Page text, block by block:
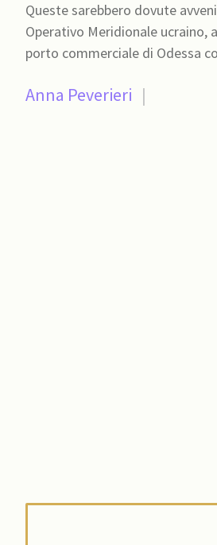
Queste sarebbero dovute avvenire
Operativo Meridionale
porto commerciale di Odessa
Anna Peverieri |